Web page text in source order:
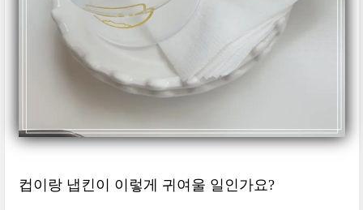
컵이랑 냅킨이 이렇게 귀여울 일인가요?